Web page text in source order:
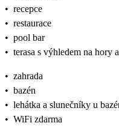
• recepce
• restaurace
• pool bar
• terasa s výhledem na hory
• zahrada
• bazén
• lehátka a slunečníky u
• WiFi zdarma